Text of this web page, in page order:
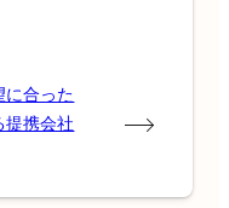
に合った
提携会社